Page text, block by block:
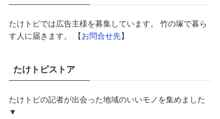
たけトピでは広告主様を募集しています。 竹の塚で暮ら
す人に届きます。 【 お問合せ先】
たけトピストア
たけトピの記者が出会った地域のいいモノを集めました
▼